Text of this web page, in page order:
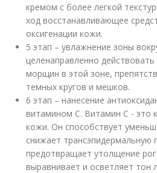
кремом с более легкой
ход восстанавливающее
оксигенации кожи.
5 этап – увлажнение зоны
целенаправленно
морщин в этой зоне,
темных кругов и мешков.
6 этап – нанесение
витамином С. Витамин С - это
кожи. Он способствует
снижает трансэпидермальную
предотвращает утолщение
выравнивает и осветляет тон